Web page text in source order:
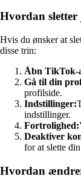
Hvordan
Hvis du ønsker at
disse trin:
Åbn TikTok-
Gå til din
profilside.
Indstillinger:
indstillinger.
Fortrolighed:
Deaktiver
for at slette
Hvordan